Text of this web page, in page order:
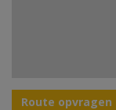
Route opvragen